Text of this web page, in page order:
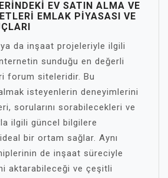
EV SATIN ALMA VE
EMLAK PIYASASI VE
ya da inşaat projeleriyle ilgili
sunduğu en değerli
forum siteleridir. Bu
isteyenlerin deneyimlerini
sorularını sorabilecekleri ve
ilgili güncel bilgilere
bir ortam sağlar. Aynı
de inşaat süreciyle
aktarabileceği ve çeşitli